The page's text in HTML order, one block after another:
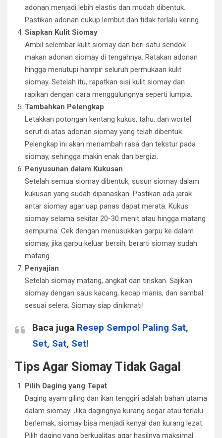
adonan menjadi lebih elastis dan mudah dibentuk.
Pastikan adonan cukup lembut dan tidak terlalu kering.
Siapkan Kulit Siomay
Ambil selembar kulit siomay dan beri satu sendok
makan adonan siomay di tengahnya. Ratakan adonan
hingga menutupi hampir seluruh permukaan kulit
siomay. Setelah itu, rapatkan sisi kulit siomay dan
rapikan dengan cara menggulungnya seperti lumpia.
Tambahkan Pelengkap
Letakkan potongan kentang kukus, tahu, dan wortel
serut di atas adonan siomay yang telah dibentuk.
Pelengkap ini akan menambah rasa dan tekstur pada
siomay, sehingga makin enak dan bergizi.
Penyusunan dalam Kukusan
Setelah semua siomay dibentuk, susun siomay dalam
kukusan yang sudah dipanaskan. Pastikan ada jarak
antar siomay agar uap panas dapat merata. Kukus
siomay selama sekitar 20-30 menit atau hingga matang
sempurna. Cek dengan menusukkan garpu ke dalam
siomay, jika garpu keluar bersih, berarti siomay sudah
matang.
Penyajian
Setelah siomay matang, angkat dan tiriskan. Sajikan
siomay dengan saus kacang, kecap manis, dan sambal
sesuai selera. Siomay siap dinikmati!
Baca juga Resep Sempol Paling Sat,
Set, Sat, Set!
Tips Agar Siomay Tidak Gagal
Pilih Daging yang Tepat
Daging ayam giling dan ikan tenggiri adalah bahan utama
dalam siomay. Jika dagingnya kurang segar atau terlalu
berlemak, siomay bisa menjadi kenyal dan kurang lezat.
Pilih daging yang berkualitas agar hasilnya maksimal.